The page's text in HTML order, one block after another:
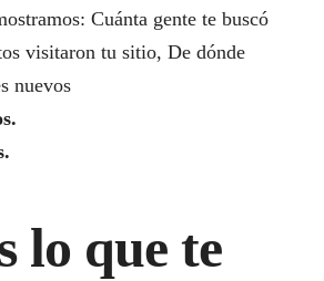
Cuánta gente te buscó
visitaron tu sitio, De dónde
nuevos
lo que te